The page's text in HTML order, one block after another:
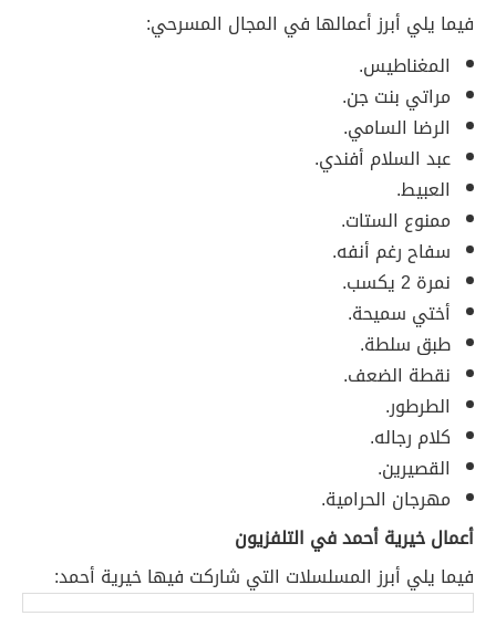
فيما يلي أبرز أعمالها في المجال المسرحي:
المغناطيس.
مراتي بنت جن.
الرضا السامي.
عبد السلام أفندي.
العبيط.
ممنوع الستات.
سفاح رغم أنفه.
نمرة 2 يكسب.
أختي سميحة.
طبق سلطة.
نقطة الضعف.
الطرطور.
كلام رجاله.
القصيرين.
مهرجان الحرامية.
أعمال خيرية أحمد في التلفزيون
فيما يلي أبرز المسلسلات التي شاركت فيها خيرية أحمد: